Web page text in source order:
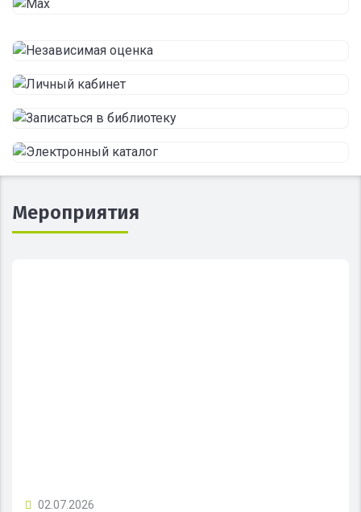
Мероприятия
02.07.2026